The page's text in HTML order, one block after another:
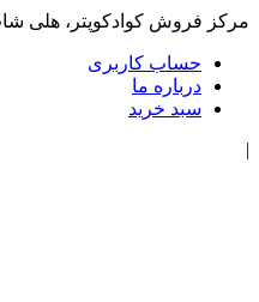
مرکز فروش کوادکوپتر، هلی
حساب کاربری
درباره ما
سبد خرید
|